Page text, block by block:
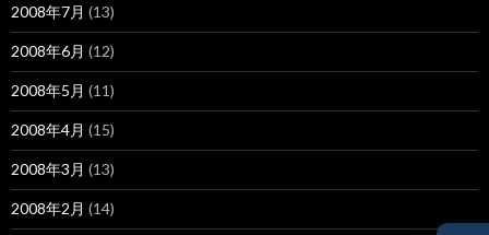
2008年7月 (13)
2008年6月 (12)
2008年5月 (11)
2008年4月 (15)
2008年3月 (13)
2008年2月 (14)